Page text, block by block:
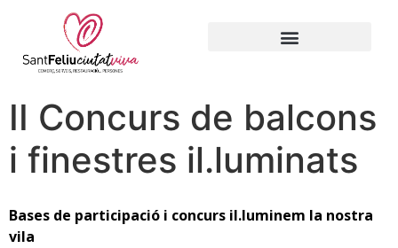
II Concurs de balcons
i finestres il.luminats
Bases de participació i concurs il.luminem la nostra
vila